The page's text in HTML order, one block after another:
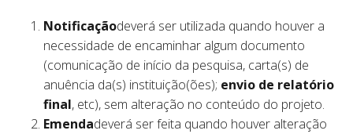
Notificaçãodeverá ser utilizada quando houver a
necessidade de encaminhar algum documento
(comunicação de início da pesquisa, carta(s) de
anuência da(s) instituição(ões); envio de relatório
final, etc), sem alteração no conteúdo do projeto.
Emendadeverá ser feita quando houver alteração